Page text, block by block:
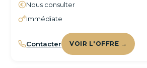
Nous consulter
Immédiate
Contacter VOIR L'OFFRE →